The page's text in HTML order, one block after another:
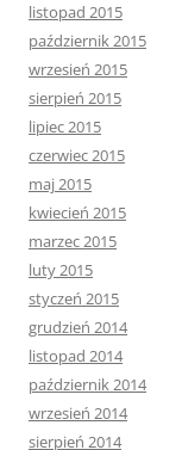
listopad 2015
październik 2015
wrzesień 2015
sierpień 2015
lipiec 2015
czerwiec 2015
maj 2015
kwiecień 2015
marzec 2015
luty 2015
styczeń 2015
grudzień 2014
listopad 2014
październik 2014
wrzesień 2014
sierpień 2014